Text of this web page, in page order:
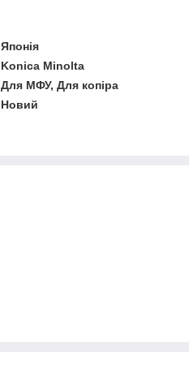
Японія
Konica Minolta
Для МФУ, Для копіра
Новий